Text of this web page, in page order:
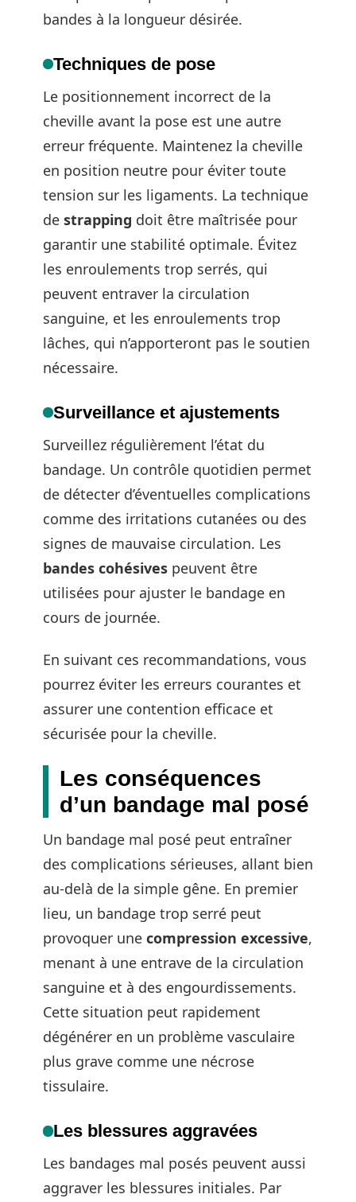
bandes à la longueur désirée.
Techniques de pose
Le positionnement incorrect de la
cheville avant la pose est une autre
erreur fréquente. Maintenez la cheville
en position neutre pour éviter toute
tension sur les ligaments. La technique
de strapping doit être maîtrisée pour
garantir une stabilité optimale. Évitez
les enroulements trop serrés, qui
peuvent entraver la circulation
sanguine, et les enroulements trop
lâches, qui n’apporteront pas le soutien
nécessaire.
Surveillance et ajustements
Surveillez régulièrement l’état du
bandage. Un contrôle quotidien permet
de détecter d’éventuelles complications
comme des irritations cutanées ou des
signes de mauvaise circulation. Les
bandes cohésives peuvent être
utilisées pour ajuster le bandage en
cours de journée.
En suivant ces recommandations, vous
pourrez éviter les erreurs courantes et
assurer une contention efficace et
sécurisée pour la cheville.
Les conséquences
d’un bandage mal posé
Un bandage mal posé peut entraîner
des complications sérieuses, allant bien
au-delà de la simple gêne. En premier
lieu, un bandage trop serré peut
provoquer une compression excessive,
menant à une entrave de la circulation
sanguine et à des engourdissements.
Cette situation peut rapidement
dégénérer en un problème vasculaire
plus grave comme une nécrose
tissulaire.
Les blessures aggravées
Les bandages mal posés peuvent aussi
aggraver les blessures initiales. Par